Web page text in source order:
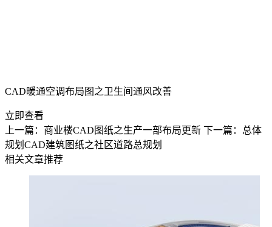
CAD暖通空调布局图之卫生间通风改善
立即查看
上一篇：商业楼CAD图纸之生产一部布局更新 下一篇：总体
规划CAD建筑图纸之社区道路总规划
相关文章推荐